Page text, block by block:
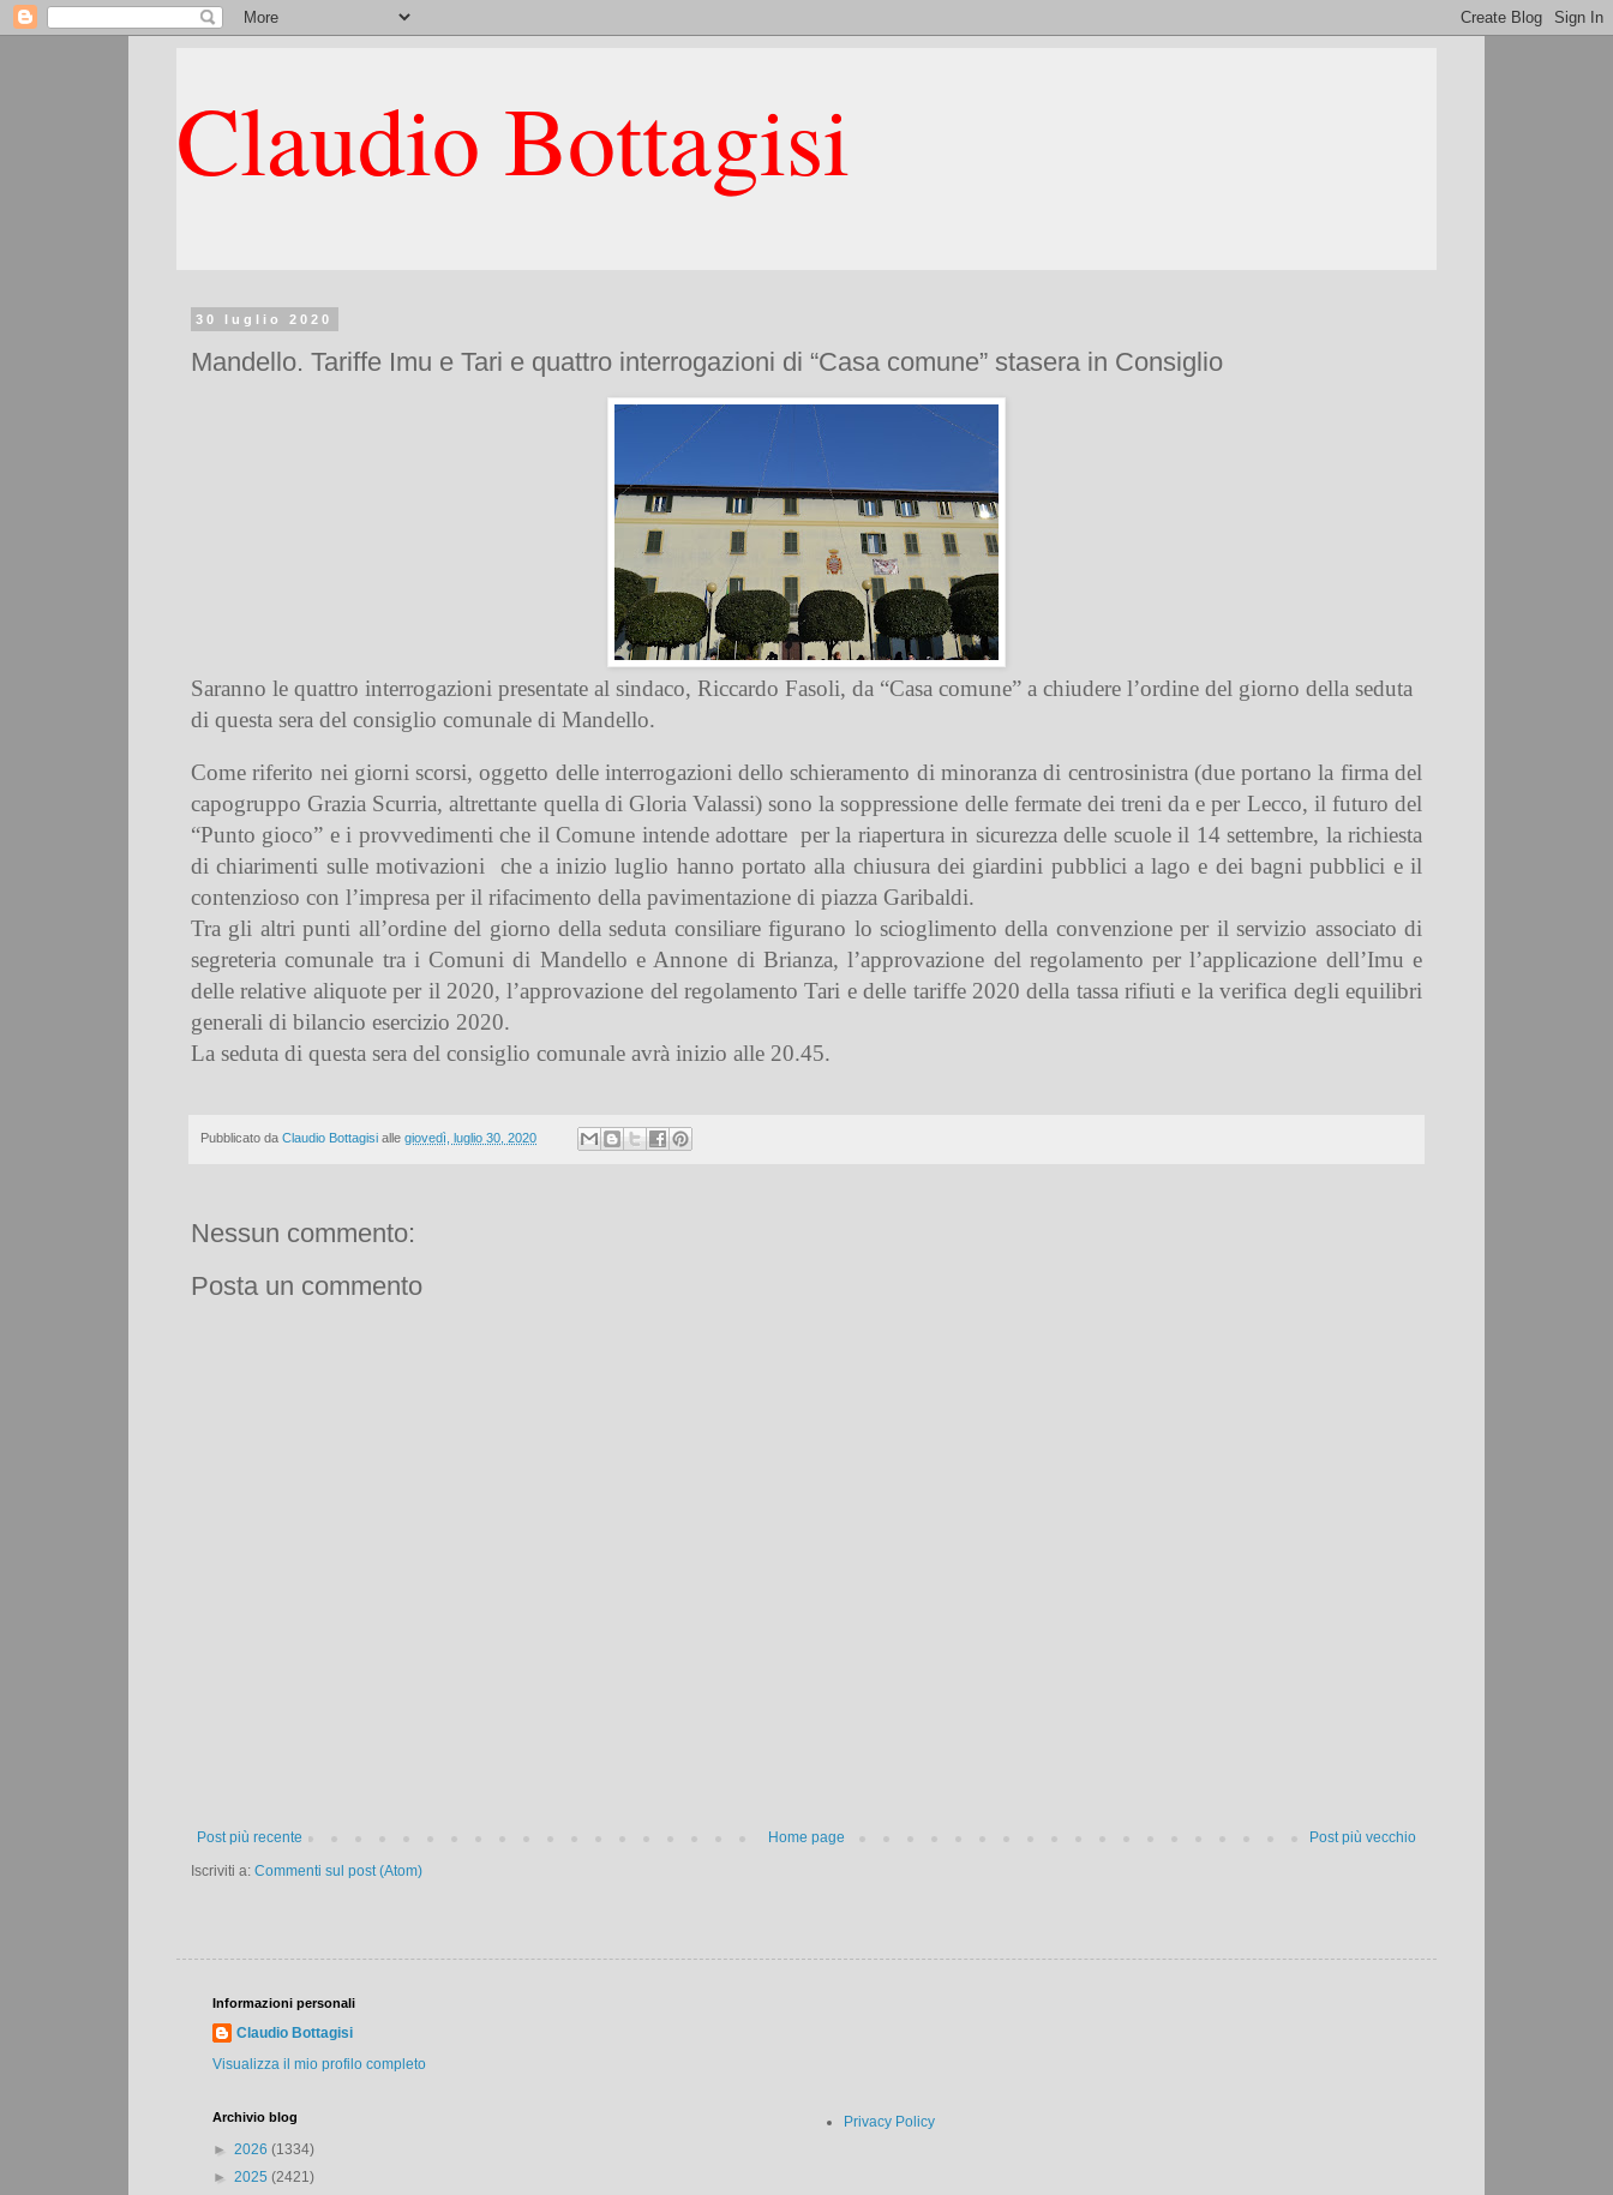
Claudio Bottagisi
30 luglio 2020
Mandello. Tariffe Imu e Tari e quattro interrogazioni di “Casa comune” stasera in Consiglio
Saranno le quattro interrogazioni presentate al sindaco, Riccardo Fasoli, da “Casa comune” a chiudere l’ordine del giorno della seduta
di questa sera del consiglio comunale di Mandello.
Come riferito nei giorni scorsi, oggetto delle interrogazioni dello schieramento di minoranza di centrosinistra (due portano la firma del
capogruppo Grazia Scurria, altrettante quella di Gloria Valassi) sono la soppressione delle fermate dei treni da e per Lecco, il futuro del
“Punto gioco” e i provvedimenti che il Comune intende adottare per la riapertura in sicurezza delle scuole il 14 settembre, la richiesta
di chiarimenti sulle motivazioni
che a inizio luglio hanno portato alla chiusura dei giardini pubblici a lago e dei bagni pubblici e il
contenzioso con l’impresa per il rifacimento della pavimentazione di piazza Garibaldi.
Tra gli altri punti all’ordine del giorno della seduta consiliare figurano lo scioglimento della convenzione per il servizio associato di
segreteria comunale tra i Comuni di Mandello e Annone di Brianza, l’approvazione del regolamento per l’applicazione dell’Imu e
delle relative aliquote per il 2020, l’approvazione del regolamento Tari e delle tariffe 2020 della tassa rifiuti e la verifica degli equilibri
generali di bilancio esercizio 2020.
La seduta di questa sera del consiglio comunale avrà inizio alle 20.45.
Pubblicato da Claudio Bottagisi alle giovedì, luglio 30, 2020
Nessun commento:
Posta un commento
Post più recente Post più vecchio
Home page
Iscriviti a: Commenti sul post (Atom)
Informazioni personali
Claudio Bottagisi
Visualizza il mio profilo completo
Archivio blog
► 2026 (1334)
► 2025 (2421)
Privacy Policy